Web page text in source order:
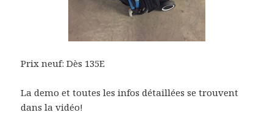
Prix neuf: Dès 135E
La demo et toutes les infos détaillées se trouvent
dans la vidéo!